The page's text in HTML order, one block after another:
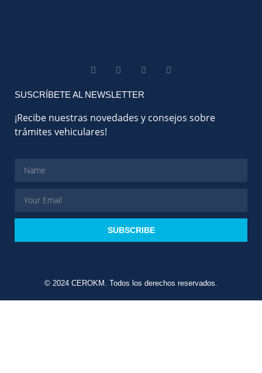
SUSCRÍBETE AL NEWSLETTER
¡Recibe nuestras novedades y consejos sobre
trámites vehiculares!
SUBSCRIBE
© 2024 CEROKM. Todos los derechos reservados.